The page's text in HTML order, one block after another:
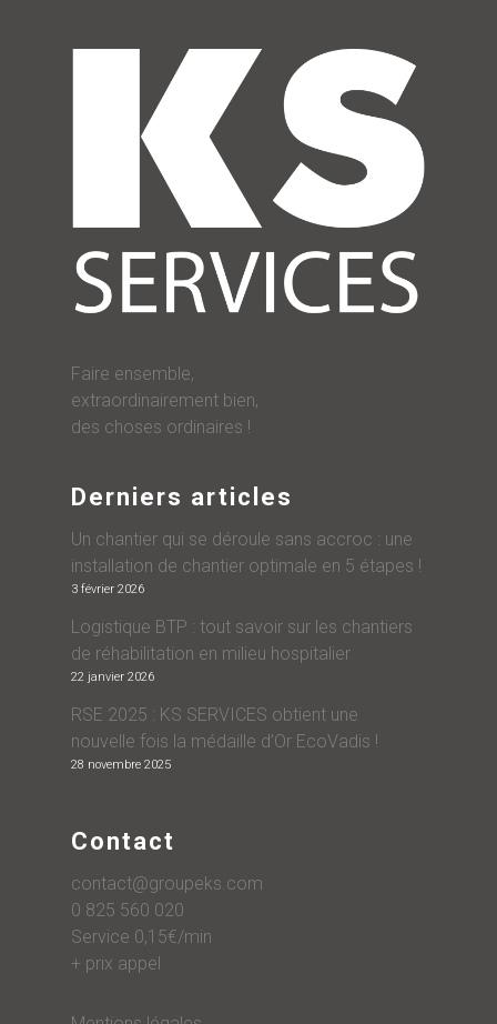
Faire ensemble,
extraordinairement bien,
des choses ordinaires !
Derniers articles
Un chantier qui se déroule sans accroc : une
installation de chantier optimale en 5 étapes !
3 février 2026
Logistique BTP : tout savoir sur les chantiers
de réhabilitation en milieu hospitalier
22 janvier 2026
RSE 2025 : KS SERVICES obtient une
nouvelle fois la médaille d’Or EcoVadis !
28 novembre 2025
Contact
contact@groupeks.com
0 825 560 020
Service 0,15€/min
+ prix appel